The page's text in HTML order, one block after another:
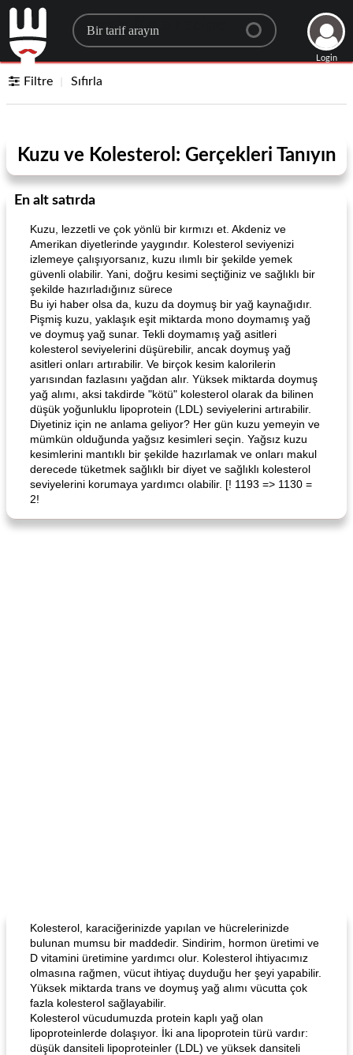
Search for a recipe
Login
Filtre Sıfırla
Kuzu ve Kolesterol: Gerçekleri Tanıyın
En alt satırda
Kuzu, lezzetli ve çok yönlü bir kırmızı et. Akdeniz ve
Amerikan diyetlerinde yaygındır. Kolesterol seviyenizi
izlemeye çalışıyorsanız, kuzu ılımlı bir şekilde yemek
güvenli olabilir. Yani, doğru kesimi seçtiğiniz ve sağlıklı bir
şekilde hazırladığınız sürece
Bu iyi haber olsa da, kuzu da doymuş bir yağ kaynağıdır.
Pişmiş kuzu, yaklaşık eşit miktarda mono doymamış yağ
ve doymuş yağ sunar. Tekli doymamış yağ asitleri
kolesterol seviyelerini düşürebilir, ancak doymuş yağ
asitleri onları artırabilir. Ve birçok kesim kalorilerin
yarısından fazlasını yağdan alır. Yüksek miktarda doymuş
yağ alımı, aksi takdirde "kötü" kolesterol olarak da bilinen
düşük yoğunluklu lipoprotein (LDL) seviyelerini artırabilir.
Diyetiniz için ne anlama geliyor? Her gün kuzu yemeyin ve
mümkün olduğunda yağsız kesimleri seçin. Yağsız kuzu
kesimlerini mantıklı bir şekilde hazırlamak ve onları makul
derecede tüketmek sağlıklı bir diyet ve sağlıklı kolesterol
seviyelerini korumaya yardımcı olabilir. [! 1193 => 1130 =
2!
Kolesterol, karaciğerinizde yapılan ve hücrelerinizde
bulunan mumsu bir maddedir. Sindirim, hormon üretimi ve
D vitamini üretimine yardımcı olur. Kolesterol ihtiyacımız
olmasına rağmen, vücut ihtiyaç duyduğu her şeyi yapabilir.
Yüksek miktarda trans ve doymuş yağ alımı vücutta çok
fazla kolesterol sağlayabilir.
Kolesterol vücudumuzda protein kaplı yağ olan
lipoproteinlerde dolaşıyor. İki ana lipoprotein türü vardır:
düşük dansiteli lipoproteinler (LDL) ve yüksek dansiteli